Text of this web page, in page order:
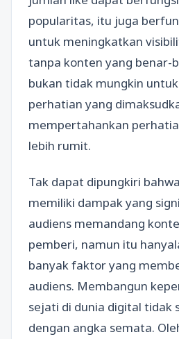
popularitas, itu juga
untuk meningkatkan
tanpa konten yang benar-
bukan tidak mungkin
perhatian yang
mempertahankan
lebih rumit.
Tak dapat dipungkiri
memiliki dampak yang
audiens memandang
pemberi, namun itu
banyak faktor yang
audiens. Membangun
sejati di dunia digital tidak
dengan angka semata.